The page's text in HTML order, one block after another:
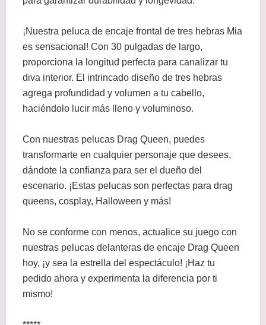
¡Nuestra peluca de encaje frontal de tres hebras Mia
es sensacional! Con 30 pulgadas de largo,
proporciona la longitud perfecta para canalizar tu
diva interior. El intrincado diseño de tres hebras
agrega profundidad y volumen a tu cabello,
haciéndolo lucir más lleno y voluminoso.
Con nuestras pelucas Drag Queen, puedes
transformarte en cualquier personaje que desees,
dándote la confianza para ser el dueño del
escenario. ¡Estas pelucas son perfectas para drag
queens, cosplay, Halloween y más!
No se conforme con menos, actualice su juego con
nuestras pelucas delanteras de encaje Drag Queen
hoy, ¡y sea la estrella del espectáculo! ¡Haz tu
pedido ahora y experimenta la diferencia por ti
mismo!